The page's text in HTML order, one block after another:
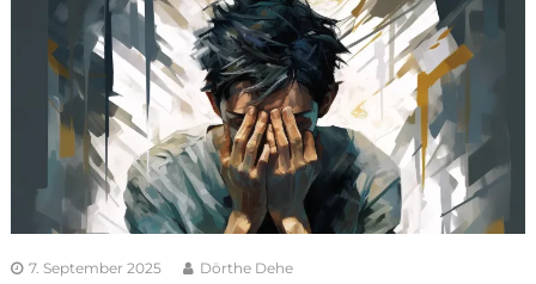
7. September 2025 Dörthe Dehe